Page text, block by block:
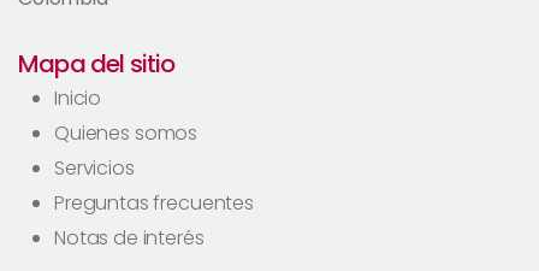
Mapa del sitio
Inicio
Quienes somos
Servicios
Preguntas frecuentes
Notas de interés